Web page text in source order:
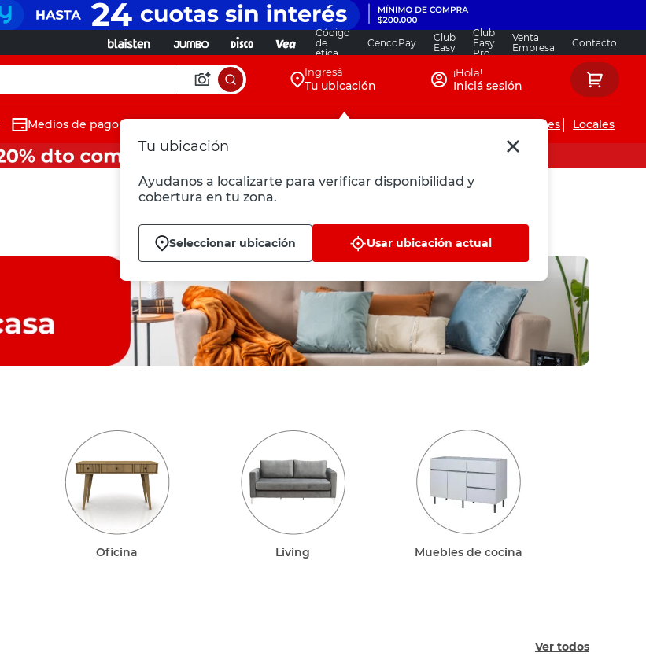
Código
de
ética
CencoPay
Club
Easy
Club
Easy
Pro
Venta
Empresa
Contacto
Ingresá
Tu ubicación
Tu ubicación
Ayudanos a localizarte para verificar disponibilidad y
cobertura en tu zona.
Seleccionar ubicación Usar ubicación actual
¡Hola!
Iniciá sesión
Medios de pago Servicios de instalaciones Locales
Oficina Living Muebles de cocina
Ver todos